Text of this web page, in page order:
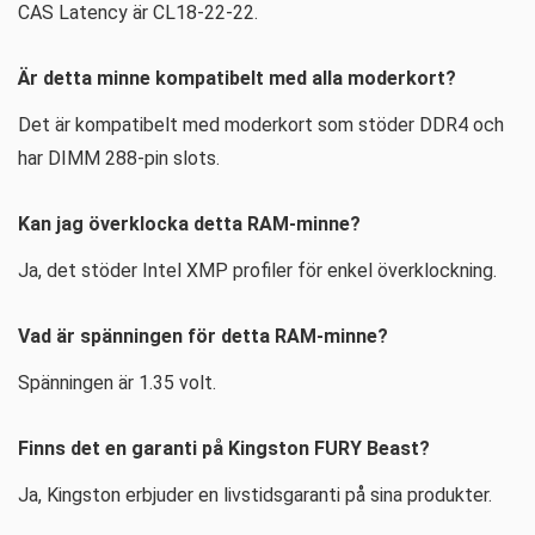
CAS Latency är CL18-22-22.
Är detta minne kompatibelt med alla moderkort?
Det är kompatibelt med moderkort som stöder DDR4 och
har DIMM 288-pin slots.
Kan jag överklocka detta RAM-minne?
Ja, det stöder Intel XMP profiler för enkel överklockning.
Vad är spänningen för detta RAM-minne?
Spänningen är 1.35 volt.
Finns det en garanti på Kingston FURY Beast?
Ja, Kingston erbjuder en livstidsgaranti på sina produkter.